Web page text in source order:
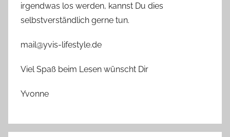
irgendwas los werden, kannst Du dies
selbstverständlich gerne tun.
mail@yvis-lifestyle.de
Viel Spaß beim Lesen wünscht Dir
Yvonne